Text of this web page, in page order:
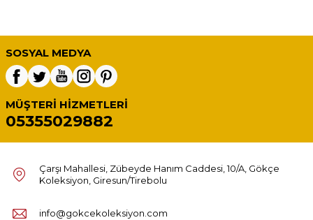
SOSYAL MEDYA
MÜŞTERI HIZMETLERI
05355029882
Çarşı Mahallesi, Zübeyde Hanım Caddesi, 10/A, Gökçe
Koleksiyon, Giresun/Tirebolu
info@gokcekoleksiyon.com